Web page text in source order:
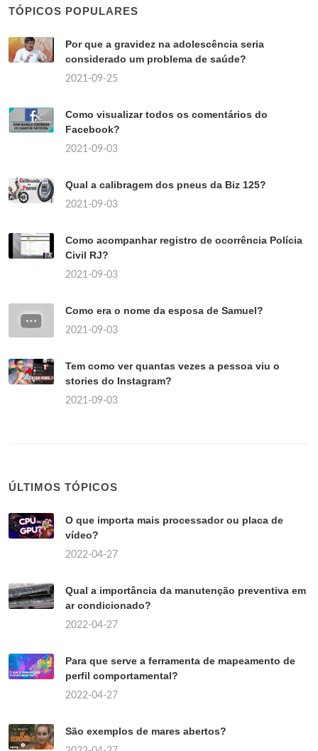
TÓPICOS POPULARES
Por que a gravidez na adolescência seria
considerado um problema de saúde?
2021-09-25
Como visualizar todos os comentários do
Facebook?
2021-09-03
Qual a calibragem dos pneus da Biz 125?
2021-09-03
Como acompanhar registro de ocorrência Polícia
Civil RJ?
2021-09-03
Como era o nome da esposa de Samuel?
2021-09-03
Tem como ver quantas vezes a pessoa viu o
stories do Instagram?
2021-09-03
ÚLTIMOS TÓPICOS
O que importa mais processador ou placa de
vídeo?
2022-04-27
Qual a importância da manutenção preventiva em
ar condicionado?
2022-04-27
Para que serve a ferramenta de mapeamento de
perfil comportamental?
2022-04-27
São exemplos de mares abertos?